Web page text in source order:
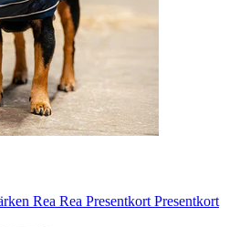
Rea Rea Presentkort Presentkort